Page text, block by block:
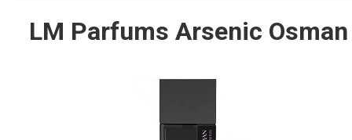
LM Parfums Arsenic Osman